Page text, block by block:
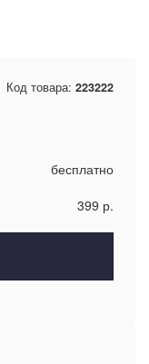
Код товара: 223222
бесплатно
399 р.